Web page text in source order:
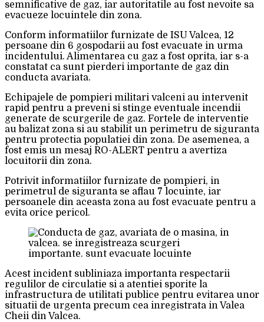
semnificative de gaz, iar autoritatile au fost nevoite sa
evacueze locuintele din zona.
Conform informatiilor furnizate de ISU Valcea, 12
persoane din 6 gospodarii au fost evacuate in urma
incidentului. Alimentarea cu gaz a fost oprita, iar s-a
constatat ca sunt pierderi importante de gaz din
conducta avariata.
Echipajele de pompieri militari valceni au intervenit
rapid pentru a preveni si stinge eventuale incendii
generate de scurgerile de gaz. Fortele de interventie
au balizat zona si au stabilit un perimetru de siguranta
pentru protectia populatiei din zona. De asemenea, a
fost emis un mesaj RO-ALERT pentru a avertiza
locuitorii din zona.
Potrivit informatiilor furnizate de pompieri, in
perimetrul de siguranta se aflau 7 locuinte, iar
persoanele din aceasta zona au fost evacuate pentru a
evita orice pericol.
Acest incident subliniaza importanta respectarii
regulilor de circulatie si a atentiei sporite la
infrastructura de utilitati publice pentru evitarea unor
situatii de urgenta precum cea inregistrata in Valea
Cheii din Valcea.